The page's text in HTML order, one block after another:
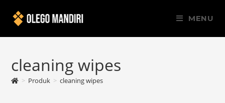
MENU
cleaning wipes
> Produk > cleaning wipes